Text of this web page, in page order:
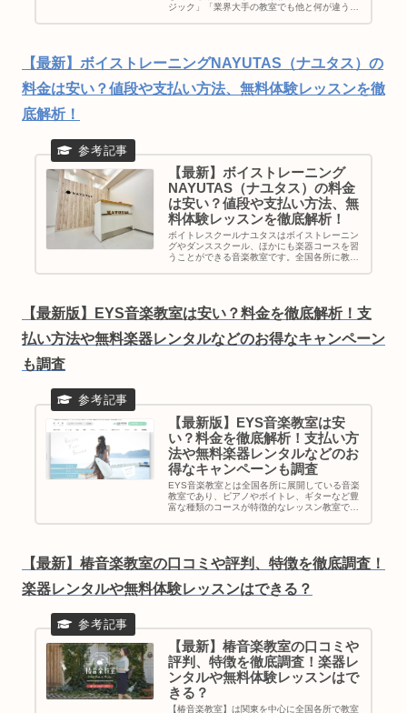
ジック」「業界大手の教室でも他と何が違う
【最新】ボイストレーニングNAYUTAS（ナユタス）の
料金は安い？値段や支払い方法、無料体験レッスンを徹
底解析！
【最新】ボイストレーニング
NAYUTAS（ナユタス）の料金
は安い？値段や支払い方法、無
料体験レッスンを徹底解析！
ボイトレスクールナユタスはボイストレーニン
グやダンススクール、ほかにも楽器コースを習
うことができる音楽教室です。全国各所に教室
【最新版】EYS音楽教室は安い？料金を徹底解析！支
払い方法や無料楽器レンタルなどのお得なキャンペーン
も調査
【最新版】EYS音楽教室は安
い？料金を徹底解析！支払い方
法や無料楽器レンタルなどのお
得なキャンペーンも調査
EYS音楽教室とは全国各所に展開している音楽
教室であり、ピアノやボイトレ、ギターなど豊
富な種類のコースが特徴的なレッスン教室で
【最新】椿音楽教室の口コミや評判、特徴を徹底調査！
楽器レンタルや無料体験レッスンはできる？
【最新】椿音楽教室の口コミや
評判、特徴を徹底調査！楽器レ
ンタルや無料体験レッスンはで
きる？
【椿音楽教室】は関東を中心に全国各所で教室